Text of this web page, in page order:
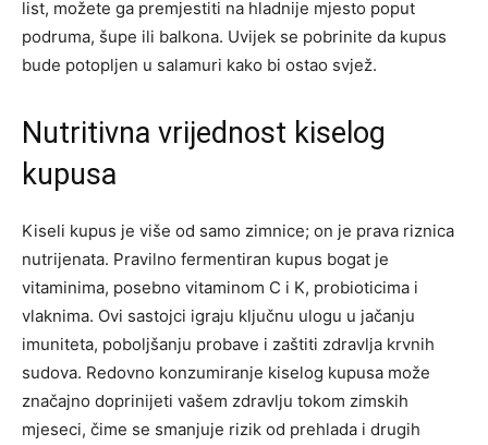
list, možete ga premjestiti na hladnije mjesto poput
podruma, šupe ili balkona. Uvijek se pobrinite da kupus
bude potopljen u salamuri kako bi ostao svjež.
Nutritivna vrijednost kiselog
kupusa
Kiseli kupus je više od samo zimnice; on je prava riznica
nutrijenata. Pravilno fermentiran kupus bogat je
vitaminima, posebno vitaminom C i K, probioticima i
vlaknima. Ovi sastojci igraju ključnu ulogu u jačanju
imuniteta, poboljšanju probave i zaštiti zdravlja krvnih
sudova. Redovno konzumiranje kiselog kupusa može
značajno doprinijeti vašem zdravlju tokom zimskih
mjeseci, čime se smanjuje rizik od prehlada i drugih